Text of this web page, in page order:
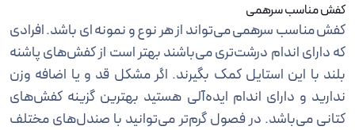
کفش مناسب سرهمی
کفش مناسب سرهمی می‌تواند از هر نوع و نمونه ای باشد. افرادی
که دارای اندام درشت‌تری می‌باشند بهتر است از کفش‌های پاشنه
بلند با این استایل کمک بگیرند. اگر مشکل قد و یا اضافه وزن
ندارید و دارای اندام ایده‌آلی هستید بهترین گزینه کفش‌های
کتانی می‌باشد. در فصول گرم‌تر می‌توانید با صندل‌های مختلف